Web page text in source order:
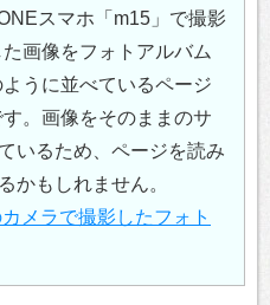
スマホ「m15」で撮影
た画像をフォトアルバム
ように並べているページ
す。画像をそのままのサ
いるため、ページを読み
かもしれません。
メラで撮影したフォト